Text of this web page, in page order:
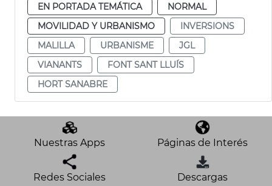
EN PORTADA TEMÁTICA
NORMAL
MOVILIDAD Y URBANISMO
INVERSIONS
MALILLA
URBANISME
JGL
VIANANTS
FONT SANT LLUÍS
HORT SANABRE
Nuestras Apps Páginas de Interés
Redes Sociales Descargas